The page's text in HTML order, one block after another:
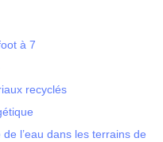
à 7
recyclés
l’eau dans les terrains de